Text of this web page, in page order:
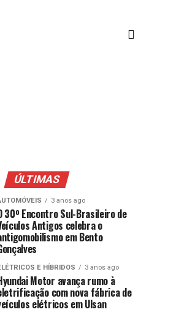
ÚLTIMAS
3 anos ago
30º Encontro Sul-Brasileiro de
Antigos celebra o
em Bento
E HÍBRIDOS 3 anos ago
Motor avança rumo à
com nova fábrica de
elétricos em Ulsan